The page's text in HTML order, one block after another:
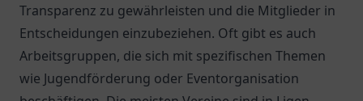
Transparenz zu gewährleisten und die Mitglieder in
Entscheidungen einzubeziehen. Oft gibt es auch
Arbeitsgruppen, die sich mit spezifischen Themen
wie Jugendförderung oder Eventorganisation